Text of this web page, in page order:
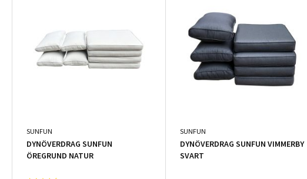
SUNFUN
DYNÖVERDRAG SUNFUN
ÖREGRUND NATUR
SUNFUN
DYNÖVERDRAG SUNFUN VIMMERBY
SVART